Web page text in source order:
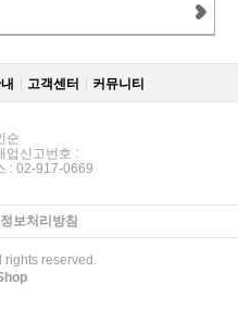
고객센터 커뮤니티
순
업신고번호 :
: 02-917-0669
보처리방침
reserved.